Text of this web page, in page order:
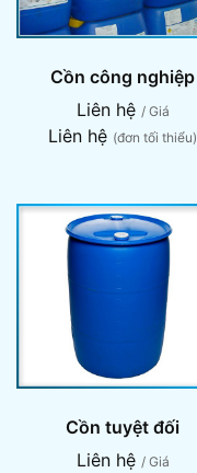
Cồn công nghiệp
Liên hệ / Giá
Liên hệ (đơn tối thiểu)
Cồn tuyệt đối
Liên hệ / Giá